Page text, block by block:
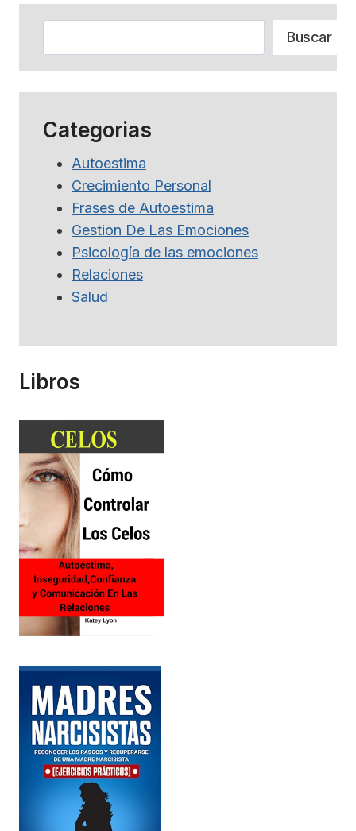
Buscar
Categorias
Autoestima
Crecimiento Personal
Frases de Autoestima
Gestion De Las Emociones
Psicología de las emociones
Relaciones
Salud
Libros